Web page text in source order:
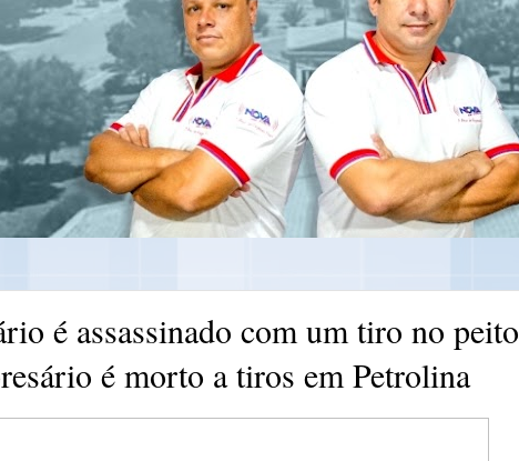
é assassinado com um tiro no peito
é morto a tiros em Petrolina